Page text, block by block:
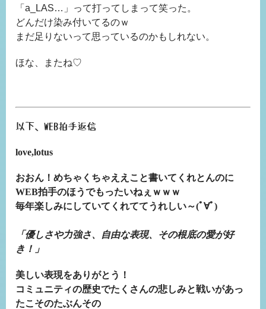
「a_LAS…」って打ってしまって笑った。
どんだけ染み付いてるのｗ
まだ足りないって思っているのかもしれない。
ほな、またね♡
以下、WEB拍手返信
love,lotus
おおん！めちゃくちゃええこと書いてくれとんのに
WEB拍手のほうでもったいねぇｗｗｗ
毎年楽しみにしていてくれててうれしい～(ﾟ∀ﾟ)
「優しさや力強さ、自由な表現、その根底の愛が好
き！」
美しい表現をありがとう！
コミュニティの歴史でたくさんの悲しみと戦いがあっ
たこそのたぶんその